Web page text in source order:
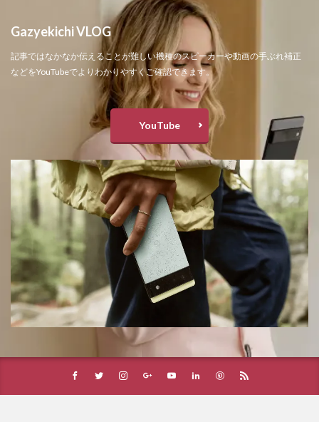
Gazyekichi VLOG
記事ではなかなか伝えることが難しい機種のスピーカーや動画の手ぶれ補正
などをYouTubeでよりわかりやすくご確認できます。
YouTube